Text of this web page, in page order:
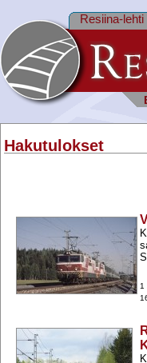
Resiina-lehti
Hakutulokset
1